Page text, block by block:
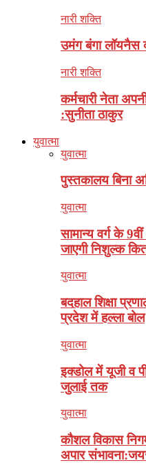
नारी शक्ति
उमंग बंगा लॉयनैस
नारी शक्ति
कर्मचारी नेता
:सुनीता ठाकुर
युवात्मा
युवात्मा
पुस्तकालय बिना
युवात्मा
सामान्य वर्ग के
जाएगी निशुल्क
युवात्मा
बदहाल शिक्षा
प्रदेश में हल्ला बोल
युवात्मा
इक्डोल में यूजी व
जुलाई तक
युवात्मा
कौशल विकास
अपार